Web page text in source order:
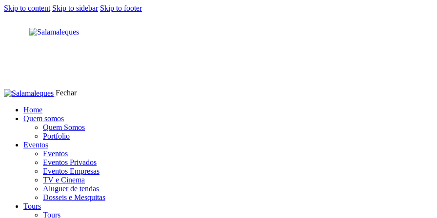
Skip to content Skip to sidebar Skip to footer
Fechar
Home
Quem somos
Quem Somos
Portfolio
Eventos
Eventos
Eventos Privados
Eventos Empresas
TV e Cinema
Aluguer de tendas
Dosseis e Mesquitas
Tours
Tours